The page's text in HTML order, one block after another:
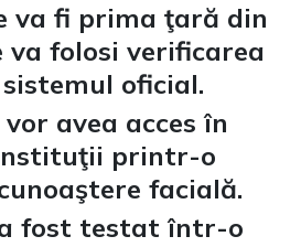
va fi prima ţară din
va folosi verificarea
oficial.
avea acces în
printr-o
facială.
fost testat într-o